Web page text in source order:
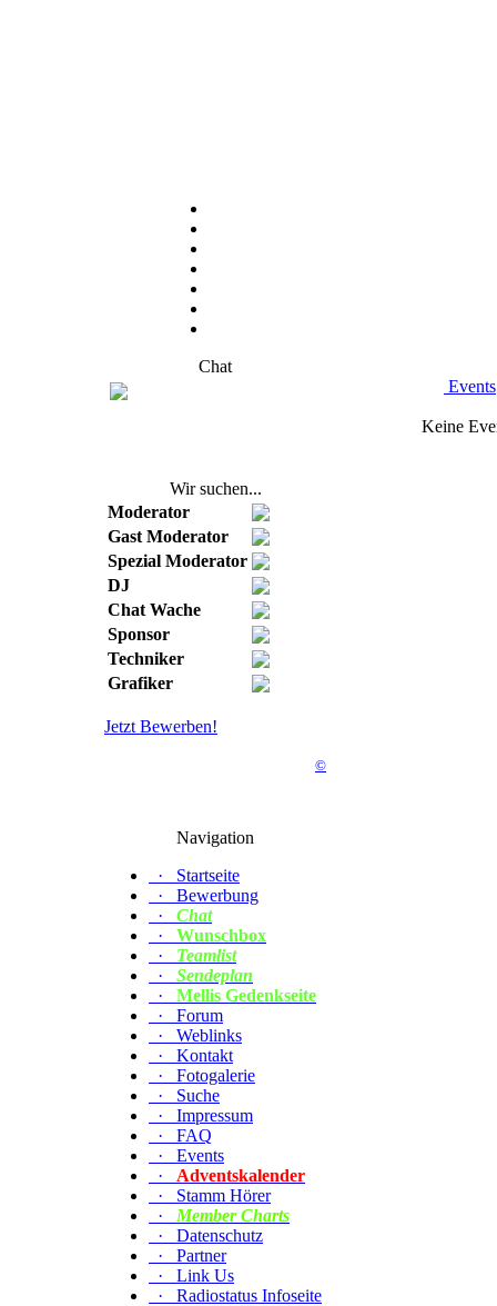
Chat
Wir suchen...
Moderator
Gast Moderator
Spezial Moderator
DJ
Chat Wache
Sponsor
Techniker
Grafiker
Jetzt Bewerben!
©
Navigation
·
Startseite
·
Bewerbung
·
Chat
·
Wunschbox
·
Teamlist
·
Sendeplan
·
Mellis Gedenkseite
·
Forum
·
Weblinks
·
Kontakt
·
Fotogalerie
·
Suche
·
Impressum
·
FAQ
·
Events
·
Adventskalender
·
Stamm Hörer
·
Member Charts
·
Datenschutz
·
Partner
·
Link Us
·
Radiostatus Infoseite
Events
Keine